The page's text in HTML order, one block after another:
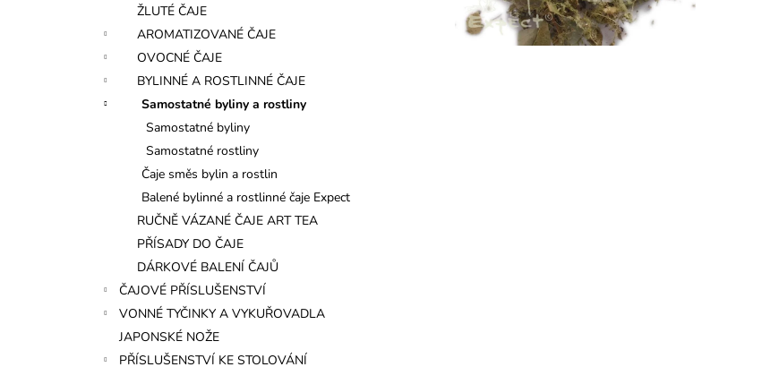
ŽLUTÉ ČAJE
AROMATIZOVANÉ ČAJE
OVOCNÉ ČAJE
BYLINNÉ A ROSTLINNÉ ČAJE
Samostatné byliny a rostliny
Samostatné byliny
Samostatné rostliny
Čaje směs bylin a rostlin
Balené bylinné a rostlinné čaje Expect
RUČNĚ VÁZANÉ ČAJE ART TEA
PŘÍSADY DO ČAJE
DÁRKOVÉ BALENÍ ČAJŮ
ČAJOVÉ PŘÍSLUŠENSTVÍ
VONNÉ TYČINKY A VYKUŘOVADLA
JAPONSKÉ NOŽE
PŘÍSLUŠENSTVÍ KE STOLOVÁNÍ